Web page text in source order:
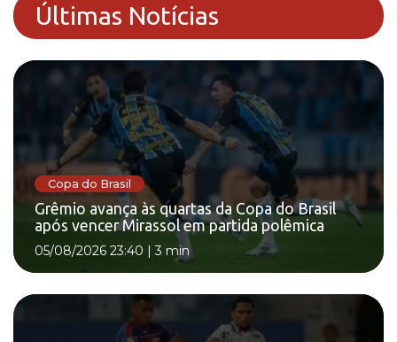
Últimas Notícias
Copa do Brasil
Grêmio avança às quartas da Copa do Brasil
após vencer Mirassol em partida polêmica
05/08/2026 23:40 |3 min